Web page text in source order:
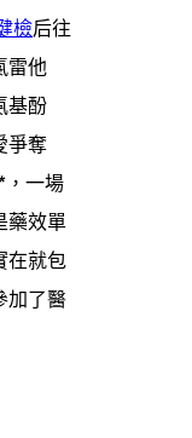
檢后往
雷他
基酚
爭奪
，一場
藥效單
在就包
加了醫